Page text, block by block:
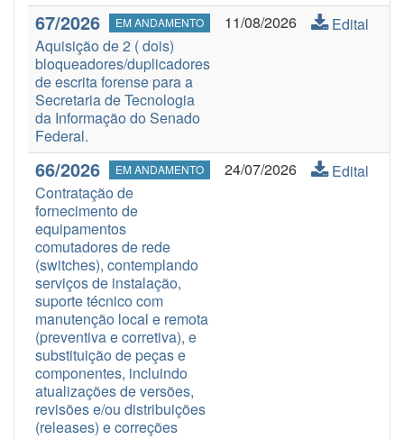
67/2026 EM ANDAMENTO
Aquisição de 2 ( dois)
bloqueadores/duplicadores
de escrita forense para a
Secretaria de Tecnologia
da Informação do Senado
Federal.
11/08/2026 Edital
66/2026 EM ANDAMENTO
Contratação de
fornecimento de
equipamentos
comutadores de rede
(switches), contemplando
serviços de instalação,
suporte técnico com
manutenção local e remota
(preventiva e corretiva), e
substituição de peças e
componentes, incluindo
atualizações de versões,
revisões e/ou distribuições
(releases) e correções
24/07/2026 Edital